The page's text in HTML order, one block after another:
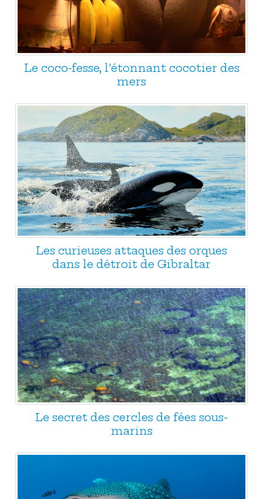
Le coco-fesse, l'étonnant cocotier des
mers
Les curieuses attaques des orques
dans le détroit de Gibraltar
Le secret des cercles de fées sous-
marins